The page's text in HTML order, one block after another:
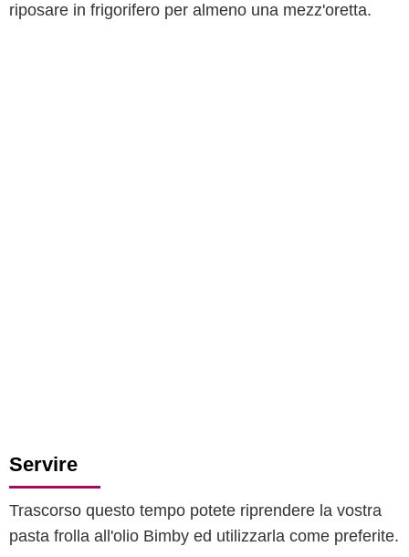
riposare in frigorifero per almeno una mezz'oretta.
Servire
Trascorso questo tempo potete riprendere la vostra
pasta frolla all'olio Bimby ed utilizzarla come preferite.